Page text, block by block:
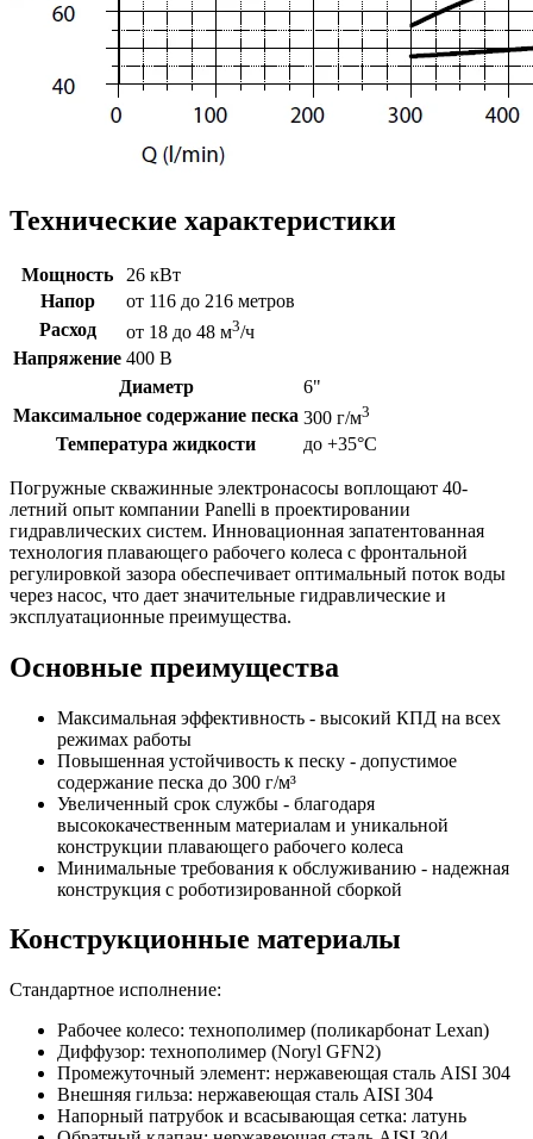
Технические характеристики
Мощность
26 кВт
Напор
от 116 до 216 метров
Расход
от 18 до 48 м3/ч
Напряжение 400 В
Диаметр
6"
Максимальное содержание песка 300 г/м3
Температура жидкости до +35°C
Погружные скважинные электронасосы воплощают 40-
летний опыт компании Panelli в проектировании
гидравлических систем. Инновационная запатентованная
технология плавающего рабочего колеса с фронтальной
регулировкой зазора обеспечивает оптимальный поток воды
через насос, что дает значительные гидравлические и
эксплуатационные преимущества.
Основные преимущества
Максимальная эффективность - высокий КПД на всех
режимах работы
Повышенная устойчивость к песку - допустимое
содержание песка до 300 г/м³
Увеличенный срок службы - благодаря
высококачественным материалам и уникальной
конструкции плавающего рабочего колеса
Минимальные требования к обслуживанию - надежная
конструкция с роботизированной сборкой
Конструкционные материалы
Стандартное исполнение:
Рабочее колесо: технополимер (поликарбонат Lexan)
Диффузор: технополимер (Noryl GFN2)
Промежуточный элемент: нержавеющая сталь AISI 304
Внешняя гильза: нержавеющая сталь AISI 304
Напорный патрубок и всасывающая сетка: латунь